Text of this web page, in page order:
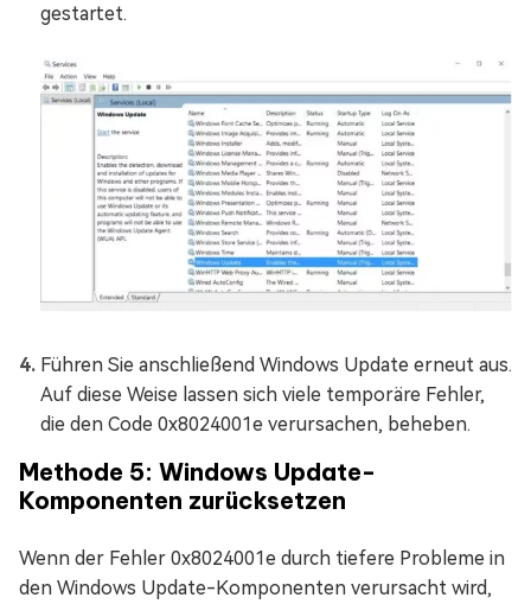
gestartet.
Führen Sie anschließend Windows Update erneut aus.
Auf diese Weise lassen sich viele temporäre Fehler,
die den Code 0x8024001e verursachen, beheben.
Methode 5: Windows Update-
Komponenten zurücksetzen
Wenn der Fehler 0x8024001e durch tiefere Probleme in
den Windows Update-Komponenten verursacht wird,